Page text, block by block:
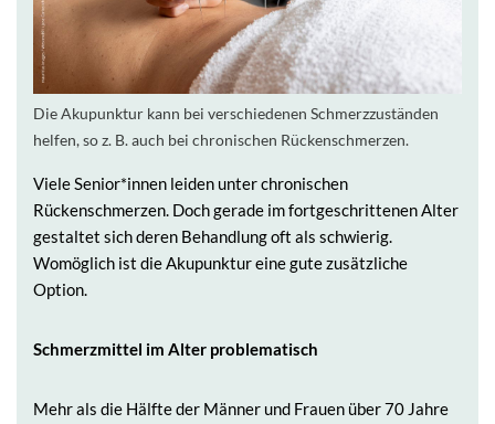
Die Akupunktur kann bei verschiedenen Schmerzzuständen
helfen, so z. B. auch bei chronischen Rückenschmerzen.
Viele Senior*innen leiden unter chronischen
Rückenschmerzen. Doch gerade im fortgeschrittenen Alter
gestaltet sich deren Behandlung oft als schwierig.
Womöglich ist die Akupunktur eine gute zusätzliche
Option.
Schmerzmittel im Alter problematisch
Mehr als die Hälfte der Männer und Frauen über 70 Jahre